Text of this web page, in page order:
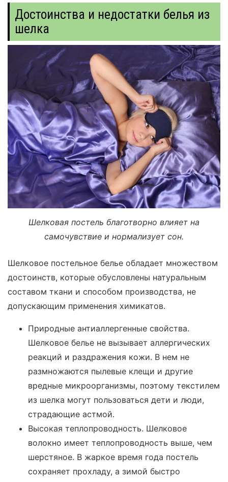
Достоинства и недостатки белья из
шелка
Шелковая постель благотворно влияет на
самочувствие и нормализует сон.
Шелковое постельное белье обладает множеством
достоинств, которые обусловлены натуральным
составом ткани и способом производства, не
допускающим применения химикатов.
Природные антиаллергенные свойства.
Шелковое белье не вызывает аллергических
реакций и раздражения кожи. В нем не
размножаются пылевые клещи и другие
вредные микроорганизмы, поэтому текстилем
из шелка могут пользоваться дети и люди,
страдающие астмой.
Высокая теплопроводность. Шелковое
волокно имеет теплопроводность выше, чем
шерстяное. В жаркое время года постель
сохраняет прохладу, а зимой быстро